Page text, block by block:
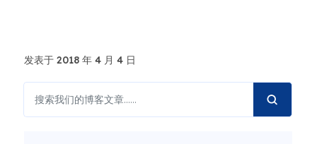
发表于 2018 年 4 月 4 日